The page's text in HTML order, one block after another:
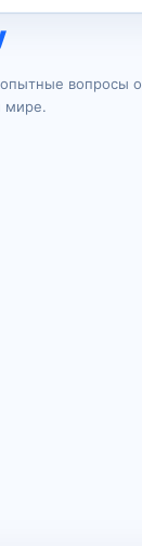
вопросы о
мире.